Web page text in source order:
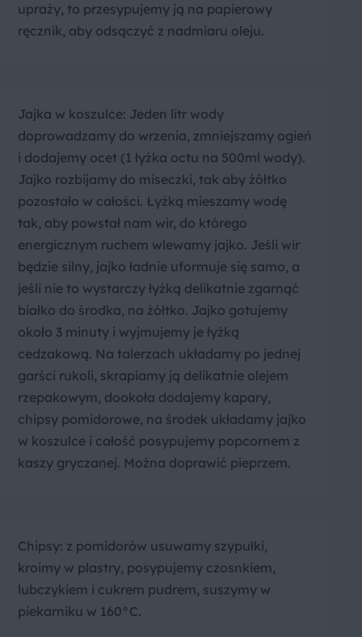
upraży, to przesypujemy ją na papierowy
ręcznik, aby odsączyć z nadmiaru oleju.
Jajka w koszulce: Jeden litr wody
doprowadzamy do wrzenia, zmniejszamy ogień
i dodajemy ocet (1 łyżka octu na 500ml wody).
Jajko rozbijamy do miseczki, tak aby żółtko
pozostało w całości. Łyżką mieszamy wodę
tak, aby powstał nam wir, do którego
energicznym ruchem wlewamy jajko. Jeśli wir
będzie silny, jajko ładnie uformuje się samo, a
jeśli nie to wystarczy łyżką delikatnie zgarnąć
białko do środka, na żółtko. Jajko gotujemy
około 3 minuty i wyjmujemy je łyżką
cedzakową. Na talerzach układamy po jednej
garści rukoli, skrapiamy ją delikatnie olejem
rzepakowym, dookoła dodajemy kapary,
chipsy pomidorowe, na środek układamy jajko
w koszulce i całość posypujemy popcornem z
kaszy gryczanej. Można doprawić pieprzem.
Chipsy: z pomidorów usuwamy szypułki,
kroimy w plastry, posypujemy czosnkiem,
lubczykiem i cukrem pudrem, suszymy w
piekarniku w 160°C.